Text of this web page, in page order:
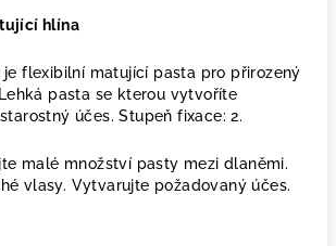
hlína
je flexibilní matující pasta pro přirozený
pasta se kterou vytvoříte
účes. Stupeň fixace: 2.
malé množství pasty mezi dlaněmi.
vlasy. Vytvarujte požadovaný účes.